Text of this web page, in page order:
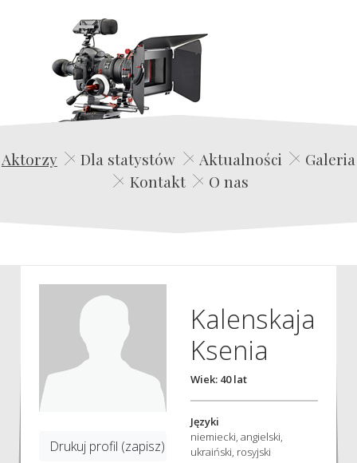
Edwin Film Agencja Aktorska
Aktorzy Dla statystów Aktualności
Galeria
Kontakt
O nas
Drukuj profil (zapisz)
Kalenskaja
Ksenia
Wiek: 40 lat
Języki
niemiecki, angielski,
ukraiński, rosyjski